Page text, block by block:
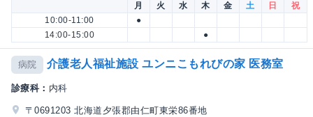
月 火 水 木 金 土 日
祝
10:00-11:00
●
14:00-15:00
●
病院 介護老人福祉施設 ユンニこもれびの家 医務室
診療科： 内科
〒0691203 北海道夕張郡由仁町東栄86番地